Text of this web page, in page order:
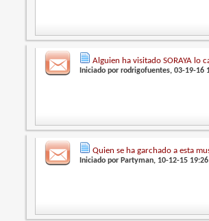
Alguien ha visitado SORAYA lo
Iniciado porrodrigofuentes, 03-19-16
Quien se ha garchado a esta
Iniciado por Partyman, 10-12-15 19:26